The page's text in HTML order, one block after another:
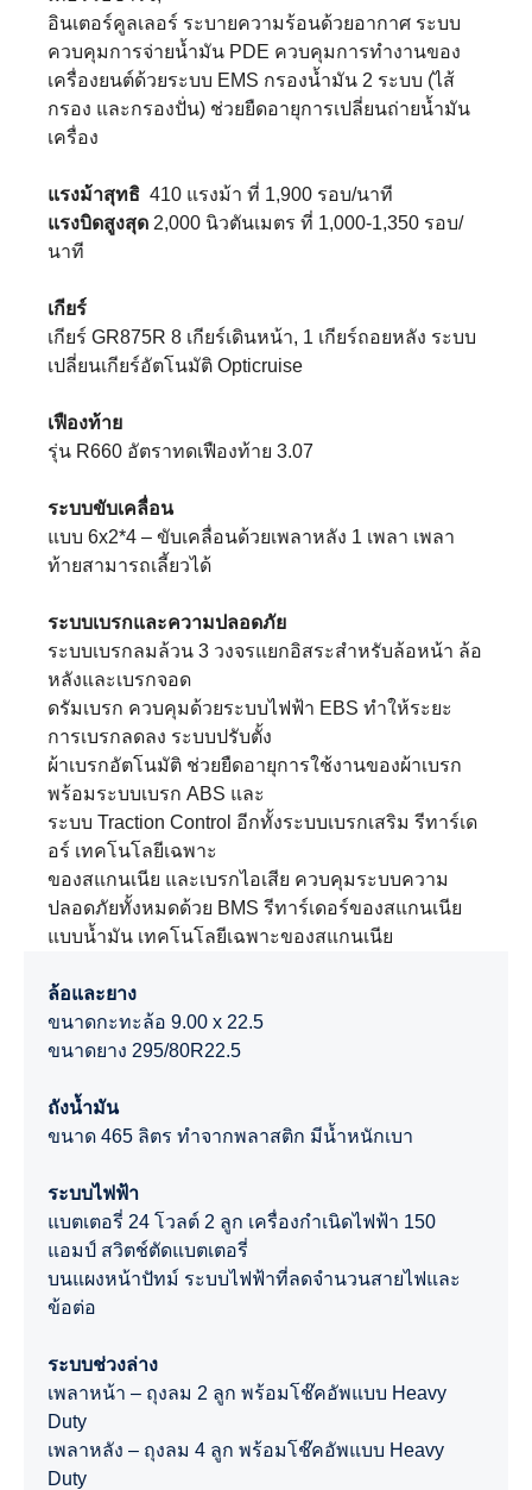
อินเตอร์คูลเลอร์ ระบายความร้อนด้วยอากาศ ระบบ
ควบคุมการจ่ายน้ำมัน PDE ควบคุมการทำงานของ
เครื่องยนต์ด้วยระบบ EMS กรองน้ำมัน 2 ระบบ (ไส้
กรอง และกรองปั่น) ช่วยยืดอายุการเปลี่ยนถ่ายน้ำมัน
เครื่อง
แรงม้าสุทธิ 410 แรงม้า ที่ 1,900 รอบ/นาที
แรงบิดสูงสุด 2,000 นิวตันเมตร ที่ 1,000-1,350 รอบ/
นาที
เกียร์
เกียร์ GR875R 8 เกียร์เดินหน้า, 1 เกียร์ถอยหลัง ระบบ
เปลี่ยนเกียร์อัตโนมัติ Opticruise
เฟืองท้าย
รุ่น R660 อัตราทดเฟืองท้าย 3.07
ระบบขับเคลื่อน
แบบ 6x2*4 – ขับเคลื่อนด้วยเพลาหลัง 1 เพลา เพลา
ท้ายสามารถเลี้ยวได้
ระบบเบรกและความปลอดภัย
ระบบเบรกลมล้วน 3 วงจรแยกอิสระสำหรับล้อหน้า ล้อ
หลังและเบรกจอด
ดรัมเบรก ควบคุมด้วยระบบไฟฟ้า EBS ทำให้ระยะ
การเบรกลดลง ระบบปรับตั้ง
ผ้าเบรกอัตโนมัติ ช่วยยืดอายุการใช้งานของผ้าเบรก
พร้อมระบบเบรก ABS และ
ระบบ Traction Control อีกทั้งระบบเบรกเสริม รีทาร์เด
อร์ เทคโนโลยีเฉพาะ
ของสแกนเนีย และเบรกไอเสีย ควบคุมระบบความ
ปลอดภัยทั้งหมดด้วย BMS รีทาร์เดอร์ของสแกนเนีย
แบบน้ำมัน เทคโนโลยีเฉพาะของสแกนเนีย
ล้อและยาง
ขนาดกะทะล้อ 9.00 x 22.5
ขนาดยาง 295/80R22.5
ถังน้ำมัน
ขนาด 465 ลิตร ทำจากพลาสติก มีน้ำหนักเบา
ระบบไฟฟ้า
แบตเตอรี่ 24 โวลต์ 2 ลูก เครื่องกำเนิดไฟฟ้า 150
แอมป์ สวิตช์ตัดแบตเตอรี่
บนแผงหน้าปัทม์ ระบบไฟฟ้าที่ลดจำนวนสายไฟและ
ข้อต่อ
ระบบช่วงล่าง
เพลาหน้า – ถุงลม 2 ลูก พร้อมโช๊คอัพแบบ Heavy
Duty
เพลาหลัง – ถุงลม 4 ลูก พร้อมโช๊คอัพแบบ Heavy
Duty